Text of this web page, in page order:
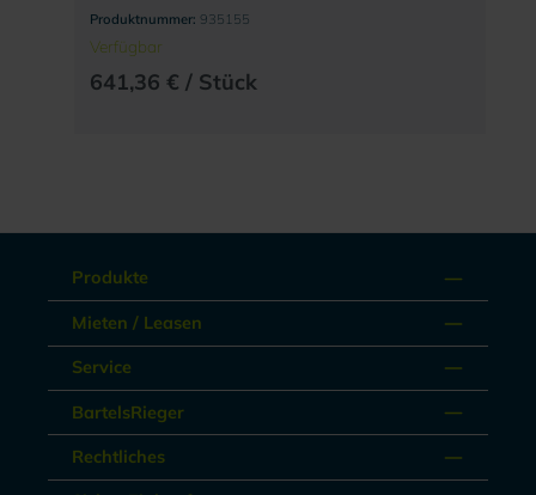
Produktnummer: 935155
Verfügbar
641,36 € / Stück
Produkte
Mieten / Leasen
Service
BartelsRieger
Rechtliches